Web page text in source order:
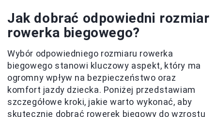
Jak dobrać odpowiedni rozmiar
rowerka biegowego?
Wybór odpowiedniego rozmiaru rowerka
biegowego stanowi kluczowy aspekt, który ma
ogromny wpływ na bezpieczeństwo oraz
komfort jazdy dziecka. Poniżej przedstawiam
szczegółowe kroki, jakie warto wykonać, aby
skutecznie dobrać rowerek biegowy do wzrostu